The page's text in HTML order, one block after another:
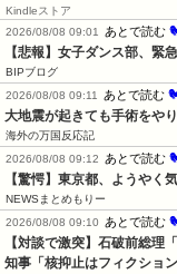
Kindleストア
2026/08/08 09:01
あとで読む
【悲報】女子ダンス部、緊
BIPブログ
2026/08/08 09:11
あとで読む
大地震が起きても手術をや
海外の万国反応記
2026/08/08 09:12
あとで読む
【驚愕】東京都、ようやく
NEWSまとめもりー
2026/08/08 09:10
あとで読む
【対談で激突】石破前総理
知事「核抑止はフィクション